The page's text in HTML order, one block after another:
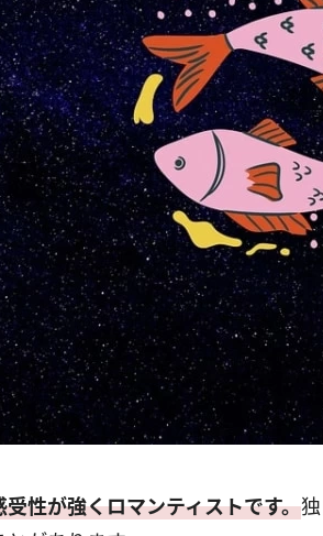
受性が強くロマンティストです。